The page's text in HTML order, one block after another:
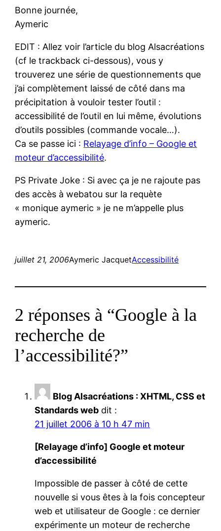
Bonne journée,
Aymeric
EDIT : Allez voir l’article du blog Alsacréations
(cf le trackback ci-dessous), vous y
trouverez une série de questionnements que
j’ai complètement laissé de côté dans ma
précipitation à vouloir tester l’outil :
accessibilité de l’outil en lui même, évolutions
d’outils possibles (commande vocale…).
Ca se passe ici : Relayage d’info – Google et
moteur d’accessibilité.
PS Private Joke : Si avec ça je ne rajoute pas
des accès à webatou sur la requète
« monique aymeric » je ne m’appelle plus
aymeric.
juillet 21, 2006Aymeric JacquetAccessibilité
2 réponses à “Google à la
recherche de
l’accessibilité?”
Blog Alsacréations : XHTML, CSS et
Standards web dit :
21 juillet 2006 à 10 h 47 min
[Relayage d’info] Google et moteur
d’accessibilité
Impossible de passer à côté de cette
nouvelle si vous êtes à la fois concepteur
web et utilisateur de Google : ce dernier
expérimente un moteur de recherche